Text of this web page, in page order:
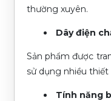
thường xuyên.
Dây điện
Sản phẩm được
sử dụng nhiều thiết
Tính năng